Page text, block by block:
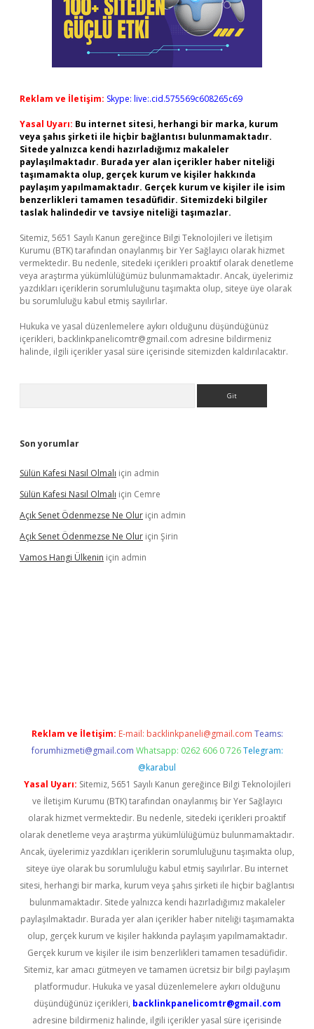
Reklam ve İletişim: Skype: live:.cid.575569c608265c69
Yasal Uyarı: Bu internet sitesi, herhangi bir marka, kurum
veya şahıs şirketi ile hiçbir bağlantısı bulunmamaktadır.
Sitede yalnızca kendi hazırladığımız makaleler
paylaşılmaktadır. Burada yer alan içerikler haber niteliği
taşımamakta olup, gerçek kurum ve kişiler hakkında
paylaşım yapılmamaktadır. Gerçek kurum ve kişiler ile isim
benzerlikleri tamamen tesadüfidir. Sitemizdeki bilgiler
taslak halindedir ve tavsiye niteliği taşımazlar.
Sitemiz, 5651 Sayılı Kanun gereğince Bilgi Teknolojileri ve İletişim
Kurumu (BTK) tarafından onaylanmış bir Yer Sağlayıcı olarak hizmet
vermektedir. Bu nedenle, sitedeki içerikleri proaktif olarak denetleme
veya araştırma yükümlülüğümüz bulunmamaktadır. Ancak, üyelerimiz
yazdıkları içeriklerin sorumluluğunu taşımakta olup, siteye üye olarak
bu sorumluluğu kabul etmiş sayılırlar.
Hukuka ve yasal düzenlemelere aykırı olduğunu düşündüğünüz
içerikleri, backlinkpanelicomtr@gmail.com adresine bildirmeniz
halinde, ilgili içerikler yasal süre içerisinde sitemizden kaldırılacaktır.
Son yorumlar
Sülün Kafesi Nasıl Olmalı için admin
Sülün Kafesi Nasıl Olmalı için Cemre
Açık Senet Ödenmezse Ne Olur için admin
Açık Senet Ödenmezse Ne Olur için Şirin
Vamos Hangi Ülkenin için admin
Reklam ve İletişim: E-mail: backlinkpaneli@gmail.com Teams:
forumhizmeti@gmail.com Whatsapp: 0262 606 0 726 Telegram:
@karabul
Yasal Uyarı: Sitemiz, 5651 Sayılı Kanun gereğince Bilgi Teknolojileri
ve İletişim Kurumu (BTK) tarafından onaylanmış bir Yer Sağlayıcı
olarak hizmet vermektedir. Bu nedenle, sitedeki içerikleri proaktif
olarak denetleme veya araştırma yükümlülüğümüz bulunmamaktadır.
Ancak, üyelerimiz yazdıkları içeriklerin sorumluluğunu taşımakta olup,
siteye üye olarak bu sorumluluğu kabul etmiş sayılırlar. Bu internet
sitesi, herhangi bir marka, kurum veya şahıs şirketi ile hiçbir bağlantısı
bulunmamaktadır. Sitede yalnızca kendi hazırladığımız makaleler
paylaşılmaktadır. Burada yer alan içerikler haber niteliği taşımamakta
olup, gerçek kurum ve kişiler hakkında paylaşım yapılmamaktadır.
Gerçek kurum ve kişiler ile isim benzerlikleri tamamen tesadüfidir.
Sitemiz, kar amacı gütmeyen ve tamamen ücretsiz bir bilgi paylaşım
platformudur. Hukuka ve yasal düzenlemelere aykırı olduğunu
düşündüğünüz içerikleri, backlinkpanelicomtr@gmail.com
adresine bildirmeniz halinde, ilgili içerikler yasal süre içerisinde